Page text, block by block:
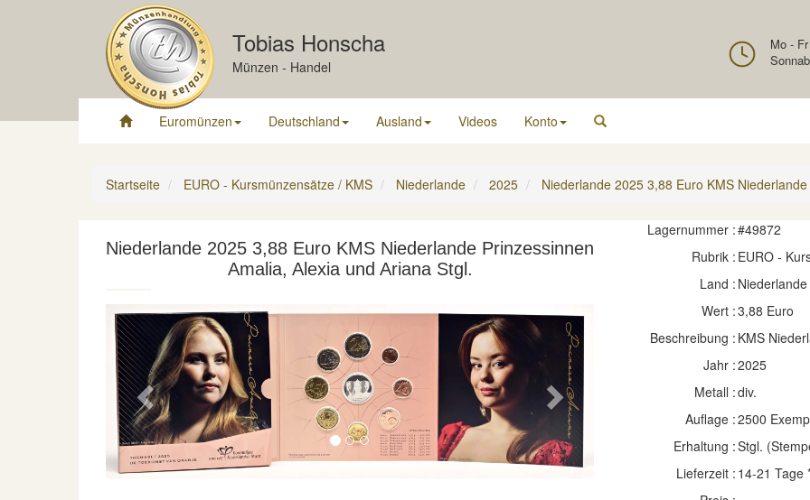
Tobias Honscha
Münzen - Handel
Mo -
Euromünzen Deutschland Ausland Videos Konto
Startseite EURO - Kursmünzensätze / KMS Niederlande 2025 Niederlande 2025 3,88 Euro KMS
Niederlande 2025 3,88 Euro KMS Niederlande Prinzessinnen
Amalia, Alexia und Ariana Stgl.
Previous Next
Lagernummer :#49872
Rubrik : EURO -
Land : Niederlande
Wert :3,88 Euro
Beschreibung : KMS
Jahr :2025
Metall :div.
Auflage :2500
Erhaltung :Stgl.
Lieferzeit : 14-21 Tage